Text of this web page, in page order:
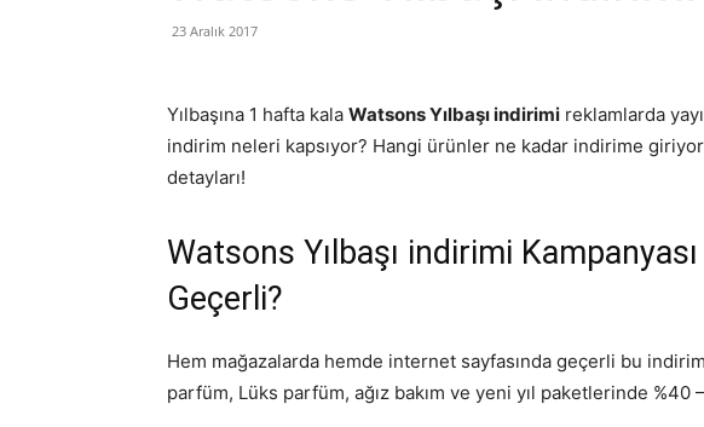
23 Aralık 2017
Yılbaşına 1 hafta kala Watsons Yılbaşı indirimi reklamlarda
indirim neleri kapsıyor? Hangi ürünler ne kadar indirime
detayları!
Watsons Yılbaşı indirimi
Geçerli?
Hem mağazalarda hemde internet sayfasında geçerli bu
parfüm, Lüks parfüm, ağız bakım ve yeni yıl paketlerinde %40